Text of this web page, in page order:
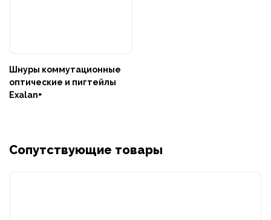
Шнуры коммутационные
оптические и пигтейлы
Exalan+
Сопутствующие товары